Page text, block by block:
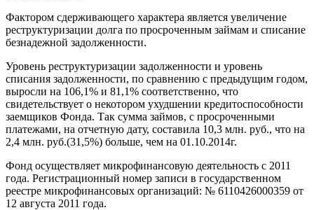
Фактором сдерживающего характера является увеличение
реструктуризации долга по просроченным займам и списание
безнадежной задолженности.
Уровень реструктуризации задолженности и уровень
списания задолженности, по сравнению с предыдущим годом,
выросли на 106,1% и 81,1% соответственно, что
свидетельствует о некотором ухудшении кредитоспособности
заемщиков Фонда. Так сумма займов, с просроченными
платежами, на отчетную дату, составила 10,3 млн. руб., что на
2,4 млн. руб.(31,5%) больше, чем на 01.10.2014г.
Фонд осуществляет микрофинансовую деятельность с 2011
года. Регистрационный номер записи в государственном
реестре микрофинансовых организаций: № 6110426000359 от
12 августа 2011 года.